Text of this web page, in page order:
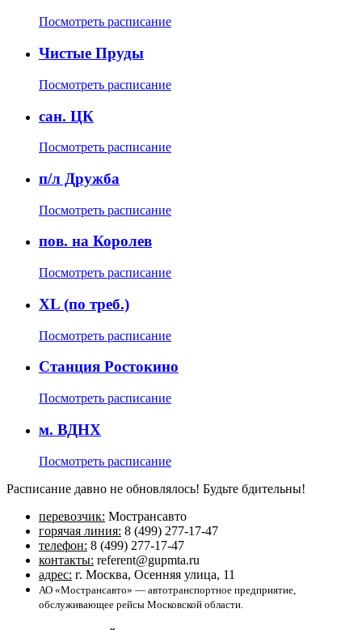
Посмотреть расписание
Чистые Пруды
Посмотреть расписание
сан. ЦК
Посмотреть расписание
п/л Дружба
Посмотреть расписание
пов. на Королев
Посмотреть расписание
XL (по треб.)
Посмотреть расписание
Станция Ростокино
Посмотреть расписание
м. ВДНХ
Посмотреть расписание
Расписание давно не обновлялось! Будьте бдительны!
перевозчик: Мострансавто
горячая линия: 8 (499) 277-17-47
телефон: 8 (499) 277-17-47
контакты: referent@gupmta.ru
адрес: г. Москва, Осенняя улица, 11
АО «Мострансавто» — автотранспортное предприятие,
обслуживающее рейсы Московской области.